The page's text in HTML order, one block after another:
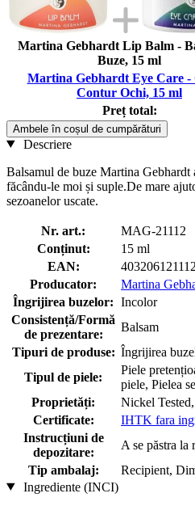
Martina Gebhardt Lip Balm -
Buze, 15 ml
Martina Gebhardt Eye Care -
Contur Ochi, 15 ml
Preț total:
Ambele în coșul de cumpărături
Descriere
Balsamul de buze Martina Gebhardt
făcându-le moi și suple.De mare
sezoanelor uscate.
Nr. art.:
MAG-21112
Conținut:
15 ml
EAN:
Producator:
Martina
Îngrijirea buzelor: Incolor
Consistență/Formă
de prezentare:
Balsam
Tipuri de produse: Îngrijirea
Tipul de piele:
Piele
piele, Pielea
Proprietăți:
Nickel
Certificate:
IHTK fara
Instrucțiuni de
depozitare:
A se păstra la
Tip ambalaj:
Recipient,
Ingrediente (INCI)